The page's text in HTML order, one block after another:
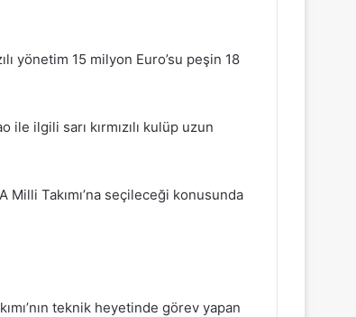
yönetim 15 milyon Euro’su peşin 18
ilgili sarı kırmızılı kulüp uzun
Takımı’na seçileceği konusunda
teknik heyetinde görev yapan